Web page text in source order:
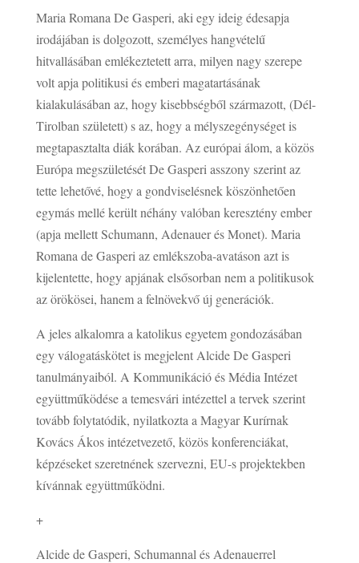
Maria Romana De Gasperi, aki egy ideig édesapja
irodájában is dolgozott, személyes hangvételű
hitvallásában emlékeztetett arra, milyen nagy szerepe
volt apja politikusi és emberi magatartásának
kialakulásában az, hogy kisebbségből származott, (Dél-
Tirolban született) s az, hogy a mélyszegénységet is
megtapasztalta diák korában. Az európai álom, a közös
Európa megszületését De Gasperi asszony szerint az
tette lehetővé, hogy a gondviselésnek köszönhetően
egymás mellé került néhány valóban keresztény ember
(apja mellett Schumann, Adenauer és Monet). Maria
Romana de Gasperi az emlékszoba-avatáson azt is
kijelentette, hogy apjának elsősorban nem a politikusok
az örökösei, hanem a felnövekvő új generációk.
A jeles alkalomra a katolikus egyetem gondozásában
egy válogatáskötet is megjelent Alcide De Gasperi
tanulmányaiból. A Kommunikáció és Média Intézet
együttműködése a temesvári intézettel a tervek szerint
tovább folytatódik, nyilatkozta a Magyar Kurírnak
Kovács Ákos intézetvezető, közös konferenciákat,
képzéseket szeretnének szervezni, EU-s projektekben
kívánnak együttműködni.
+
Alcide de Gasperi, Schumannal és Adenauerrel